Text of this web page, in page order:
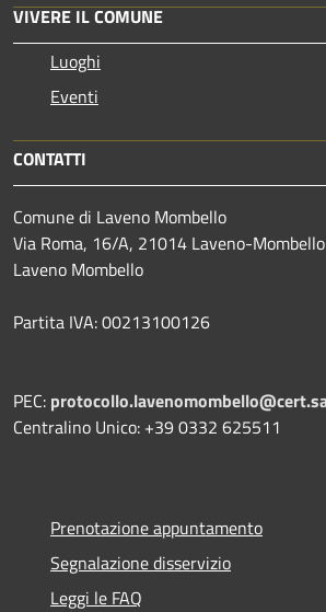
VIVERE IL COMUNE
Luoghi
Eventi
CONTATTI
Comune di Laveno Mombello
Via Roma, 16/A, 21014 Laveno-
Laveno Mombello
Partita IVA: 00213100126
PEC:
Centralino Unico: +39 0332 625511
Prenotazione appuntamento
Segnalazione disservizio
Leggi le FAQ